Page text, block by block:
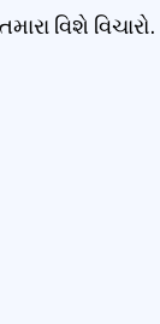
વિશે વિચારો.